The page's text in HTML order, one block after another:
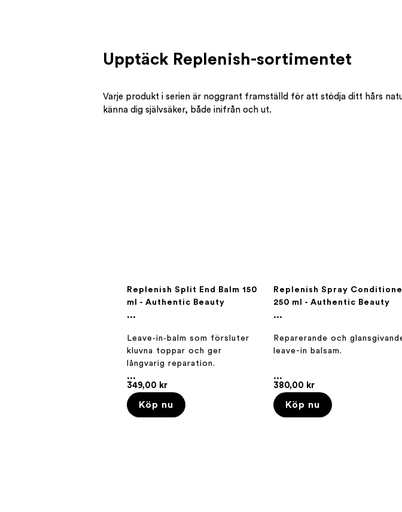
Upptäck Replenish-sortimentet
Varje produkt i serien är noggrant framställd för att stödja ditt hårs
känna dig självsäker, både inifrån och ut.
Replenish Split End Balm 150
ml - Authentic Beauty
Concept
...
Leave‑in‑balm som försluter
kluvna toppar och ger
långvarig reparation.
...
349,00 kr
Köp nu
Replenish Spray
250 ml - Authentic Beauty
Concept
...
Reparerande och
leave-in balsam.
...
380,00 kr
Köp nu